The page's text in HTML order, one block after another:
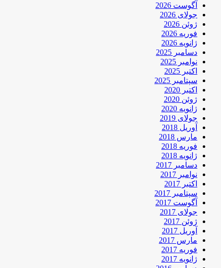
آگوست 2026
جولای 2026
ژوئن 2026
فوریه 2026
ژانویه 2026
دسامبر 2025
نوامبر 2025
اکتبر 2025
سپتامبر 2025
اکتبر 2020
ژوئن 2020
ژانویه 2020
جولای 2019
آوریل 2018
مارس 2018
فوریه 2018
ژانویه 2018
دسامبر 2017
نوامبر 2017
اکتبر 2017
سپتامبر 2017
آگوست 2017
جولای 2017
ژوئن 2017
آوریل 2017
مارس 2017
فوریه 2017
ژانویه 2017